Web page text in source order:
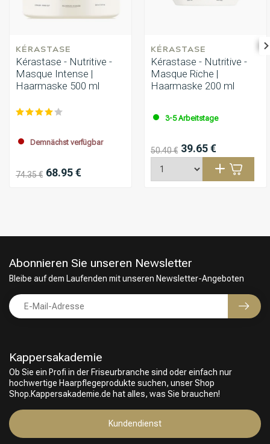
Friseurwahl
KÉRASTASE
Kérastase - Nutritive -
Masque Intense |
Haarmaske 500 ml
Demnächst verfügbar
74.35 € 68.95 €
KÉRASTASE
Kérastase - Nutritive -
Masque Riche |
Haarmaske 200 ml
3-5 Arbeitstage
50.40 € 39.65 €
Kappersakademie
Ob Sie ein Profi in der Friseurbranche sind oder einfach nur
hochwertige Haarpflegeprodukte suchen, unser Shop
Shop.Kappersakademie.de hat alles, was Sie brauchen!
Kundendienst
Abonnieren Sie unseren Newsletter
Bleibe auf dem Laufenden mit unseren Newsletter-Angeboten